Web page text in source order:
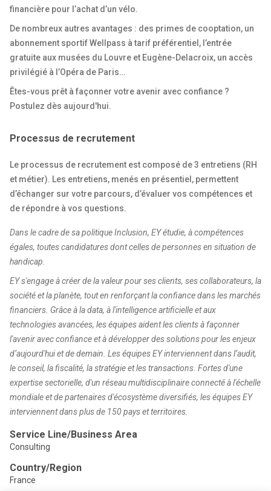
financière pour l’achat d’un vélo.
De nombreux autres avantages : des primes de cooptation, un
abonnement sportif Wellpass à tarif préférentiel, l’entrée
gratuite aux musées du Louvre et Eugène-Delacroix, un accès
privilégié à l’Opéra de Paris…
Êtes-vous prêt à façonner votre avenir avec confiance ?
Postulez dès aujourd'hui.
Processus de recrutement
Le processus de recrutement est composé de 3 entretiens (RH
et métier). Les entretiens, menés en présentiel, permettent
d’échanger sur votre parcours, d’évaluer vos compétences et
de répondre à vos questions.
Dans le cadre de sa politique Inclusion, EY étudie, à compétences
égales, toutes candidatures dont celles de personnes en situation de
handicap.
EY s'engage à créer de la valeur pour ses clients, ses collaborateurs, la
société et la planète, tout en renforçant la confiance dans les marchés
financiers. Grâce à la data, à l'intelligence artificielle et aux
technologies avancées, les équipes aident les clients à façonner
l'avenir avec confiance et à développer des solutions pour les enjeux
d’aujourd'hui et de demain. Les équipes EY interviennent dans l’audit,
le conseil, la fiscalité, la stratégie et les transactions. Fortes d'une
expertise sectorielle, d'un réseaumultidisciplinaire connecté à l'échelle
mondiale et de partenaires d'écosystème diversifiés, les équipes EY
interviennent dans plus de 150 pays et territoires.
Service Line/Business Area
Consulting
Country/Region
France